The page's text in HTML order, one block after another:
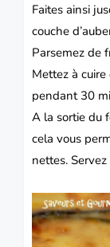
Faites ainsi
couche
Parsemez de
Mettez à
pendant 30
A la sortie du
cela vous
nettes.